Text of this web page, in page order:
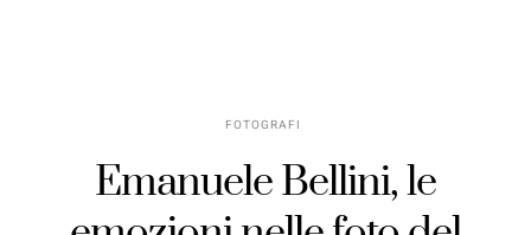
FOTOGRAFI
Emanuele Bellini, le